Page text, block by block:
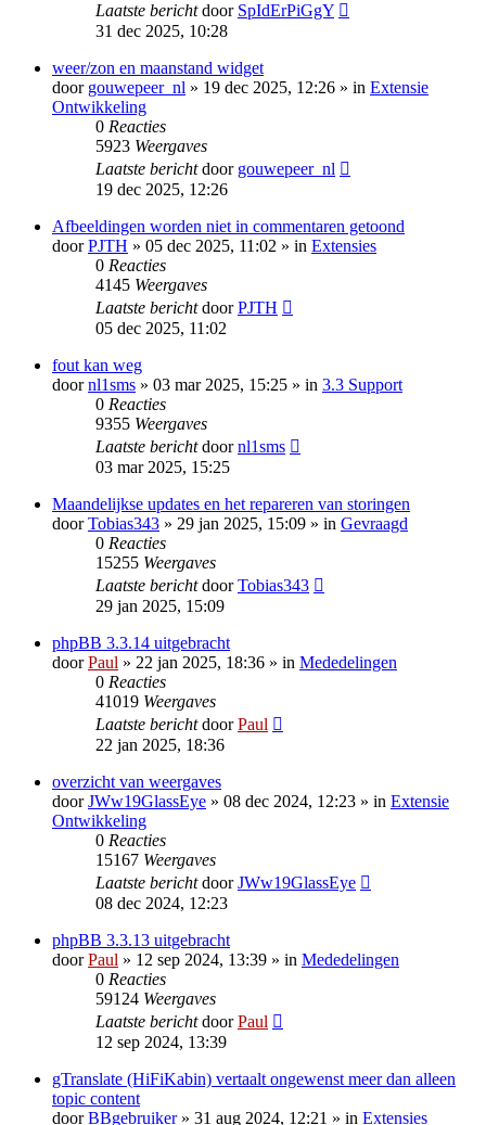
Laatste berichtdoor SpIdErPiGgY
31 dec 2025, 10:28
weer/zon en maanstand widget
door gouwepeer_nl » 19 dec 2025, 12:26 » in Extensie
Ontwikkeling
0 Reacties
5923 Weergaves
Laatste berichtdoor gouwepeer_nl
19 dec 2025, 12:26
Afbeeldingen worden niet in commentaren getoond
doorPJTH » 05 dec 2025, 11:02 » in Extensies
0 Reacties
4145 Weergaves
Laatste berichtdoorPJTH
05 dec 2025, 11:02
fout kan weg
doornl1sms » 03 mar 2025, 15:25 » in 3.3 Support
0 Reacties
9355 Weergaves
Laatste berichtdoornl1sms
03 mar 2025, 15:25
Maandelijkse updates en het repareren van storingen
doorTobias343 » 29 jan 2025, 15:09 » in Gevraagd
0 Reacties
15255 Weergaves
Laatste berichtdoorTobias343
29 jan 2025, 15:09
phpBB 3.3.14 uitgebracht
doorPaul » 22 jan 2025, 18:36 » in Mededelingen
0 Reacties
41019 Weergaves
Laatste berichtdoorPaul
22 jan 2025, 18:36
overzicht van weergaves
doorJWw19GlassEye » 08 dec 2024, 12:23 » in Extensie
Ontwikkeling
0 Reacties
15167 Weergaves
Laatste berichtdoorJWw19GlassEye
08 dec 2024, 12:23
phpBB 3.3.13 uitgebracht
doorPaul » 12 sep 2024, 13:39 » in Mededelingen
0 Reacties
59124 Weergaves
Laatste berichtdoorPaul
12 sep 2024, 13:39
gTranslate (HiFiKabin) vertaalt ongewenst meer dan alleen
topic content
doorBBgebruiker» 31 aug 2024, 12:21 » in Extensies